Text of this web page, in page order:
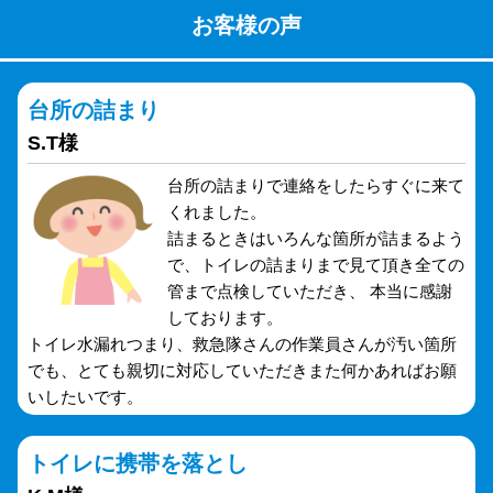
お客様の声
台所の詰まり
S.T様
台所の詰まりで連絡をしたらすぐに来て
くれました。
詰まるときはいろんな箇所が詰まるよう
で、トイレの詰まりまで見て頂き全ての
管まで点検していただき、 本当に感謝
しております。
トイレ水漏れつまり、救急隊さんの作業員さんが汚い箇所
でも、とても親切に対応していただきまた何かあればお願
いしたいです。
トイレに携帯を落とし